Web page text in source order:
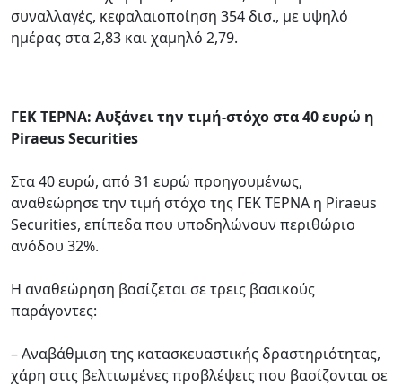
συναλλαγές, κεφαλαιοποίηση 354 δισ., με υψηλό
ημέρας στα 2,83 και χαμηλό 2,79.
ΓΕΚ ΤΕΡΝΑ: Αυξάνει την τιμή-στόχο στα 40 ευρώ η
Piraeus Securities
Στα 40 ευρώ, από 31 ευρώ προηγουμένως,
αναθεώρησε την τιμή στόχο της ΓΕΚ ΤΕΡΝΑ η Piraeus
Securities, επίπεδα που υποδηλώνουν περιθώριο
ανόδου 32%.
Η αναθεώρηση βασίζεται σε τρεις βασικούς
παράγοντες:
– Αναβάθμιση της κατασκευαστικής δραστηριότητας,
χάρη στις βελτιωμένες προβλέψεις που βασίζονται σε